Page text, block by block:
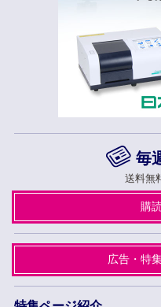
毎
送料無
購
広告・特